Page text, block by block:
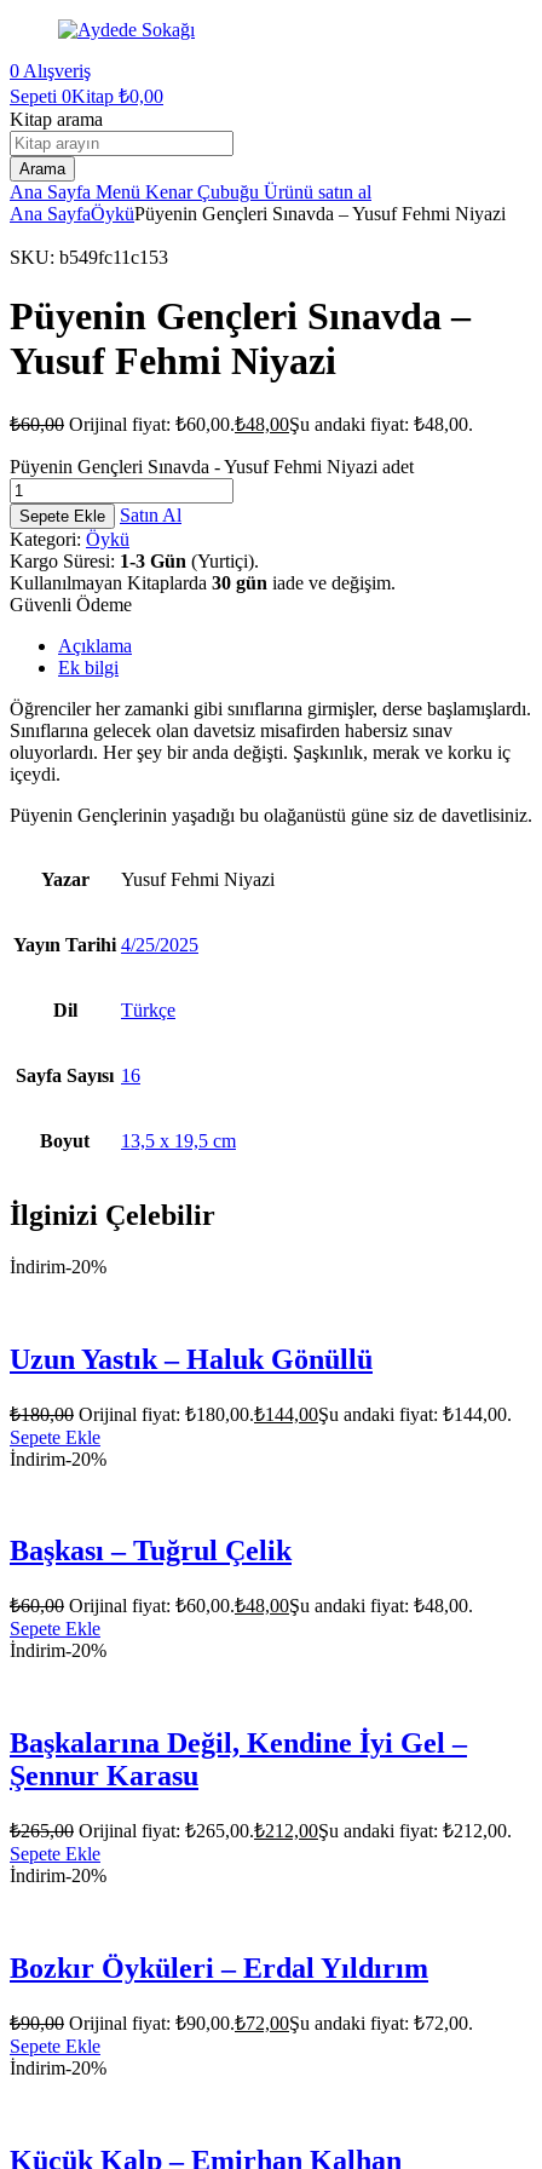
0 Alışveriş
Sepeti 0Kitap ₺0,00
Kitap arama
Arama
Ana Sayfa Menü Kenar Çubuğu Ürünü satın al
Ana SayfaÖyküPüyenin Gençleri Sınavda – Yusuf Fehmi Niyazi
SKU: b549fc11c153
Püyenin Gençleri Sınavda –
Yusuf Fehmi Niyazi
₺60,00 Orijinal fiyat: ₺60,00.₺48,00Şu andaki fiyat: ₺48,00.
Püyenin Gençleri Sınavda - Yusuf Fehmi Niyazi adet
Sepete Ekle
Satın Al
Kategori: Öykü
Kargo Süresi: 1-3 Gün (Yurtiçi).
Kullanılmayan Kitaplarda 30 gün iade ve değişim.
Güvenli Ödeme
Açıklama
Ek bilgi
Öğrenciler her zamanki gibi sınıflarına girmişler, derse başlamışlardı.
Sınıflarına gelecek olan davetsiz misafirden habersiz sınav
oluyorlardı. Her şey bir anda değişti. Şaşkınlık, merak ve korku iç
içeydi.
Püyenin Gençlerinin yaşadığı bu olağanüstü güne siz de davetlisiniz.
Yazar Yusuf Fehmi Niyazi
Yayın Tarihi 4/25/2025
Dil Türkçe
Sayfa Sayısı 16
Boyut 13,5 x 19,5 cm
İlginizi Çelebilir
İndirim-20%
Uzun Yastık – Haluk Gönüllü
₺180,00 Orijinal fiyat: ₺180,00.₺144,00Şu andaki fiyat: ₺144,00.
Sepete Ekle
İndirim-20%
Başkası – Tuğrul Çelik
₺60,00 Orijinal fiyat: ₺60,00.₺48,00Şu andaki fiyat: ₺48,00.
Sepete Ekle
İndirim-20%
Başkalarına Değil, Kendine İyi Gel –
Şennur Karasu
₺265,00 Orijinal fiyat: ₺265,00.₺212,00Şu andaki fiyat: ₺212,00.
Sepete Ekle
İndirim-20%
Bozkır Öyküleri – Erdal Yıldırım
₺90,00 Orijinal fiyat: ₺90,00.₺72,00Şu andaki fiyat: ₺72,00.
Sepete Ekle
İndirim-20%
Küçük Kalp – Emirhan Kalhan